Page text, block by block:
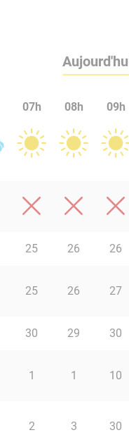
07h 08h 09h
25 26 26
25 26 27
30 29 30
1 1 10
2 3 30